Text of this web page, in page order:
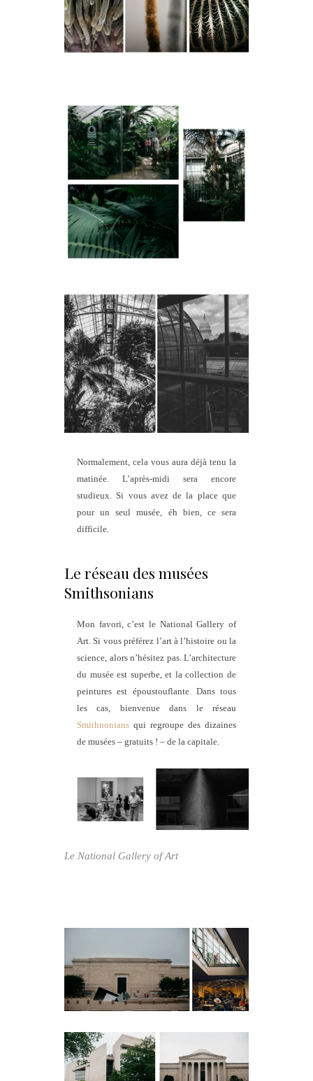
Normalement, cela vous aura déjà tenu la
matinée. L’après-midi sera encore
studieux. Si vous avez de la place que
pour un seul musée, éh bien, ce sera
difficile.
Le réseau des musées
Smithsonians
Mon favori, c’est le National Gallery of
Art. Si vous préférez l’art à l’histoire ou la
science, alors n’hésitez pas. L’architecture
du musée est superbe, et la collection de
peintures est époustouflante. Dans tous
les cas, bienvenue dans le réseau
Smithnonians qui regroupe des dizaines
de musées – gratuits ! – de la capitale.
Le National Gallery of Art